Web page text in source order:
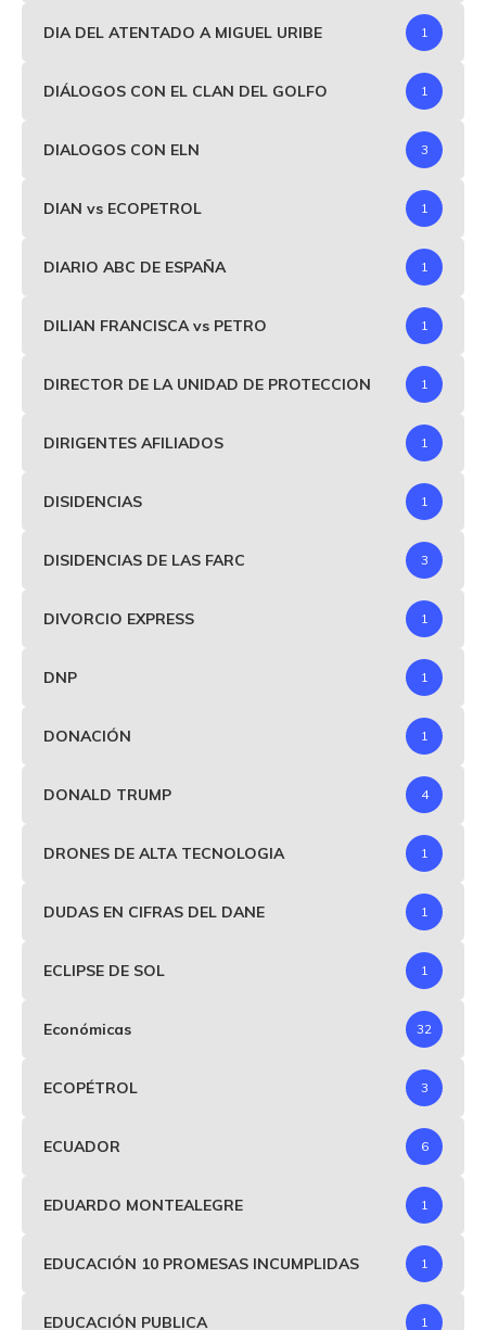
DIA DEL ATENTADO A MIGUEL URIBE 1
DIÁLOGOS CON EL CLAN DEL GOLFO 1
DIALOGOS CON ELN 3
DIAN vs ECOPETROL 1
DIARIO ABC DE ESPAÑA 1
DILIAN FRANCISCA vs PETRO 1
DIRECTOR DE LA UNIDAD DE PROTECCION 1
DIRIGENTES AFILIADOS 1
DISIDENCIAS 1
DISIDENCIAS DE LAS FARC 3
DIVORCIO EXPRESS 1
DNP 1
DONACIÓN 1
DONALD TRUMP 4
DRONES DE ALTA TECNOLOGIA 1
DUDAS EN CIFRAS DEL DANE 1
ECLIPSE DE SOL 1
Económicas 32
ECOPÉTROL 3
ECUADOR 6
EDUARDO MONTEALEGRE 1
EDUCACIÓN 10 PROMESAS INCUMPLIDAS 1
EDUCACIÓN PUBLICA 1